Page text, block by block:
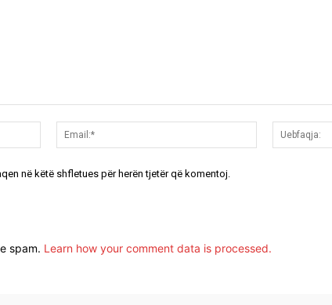
Emri:*
Email:*
në këtë shfletues për herën tjetër që komentoj.
spam. Learn how your comment data is processed.